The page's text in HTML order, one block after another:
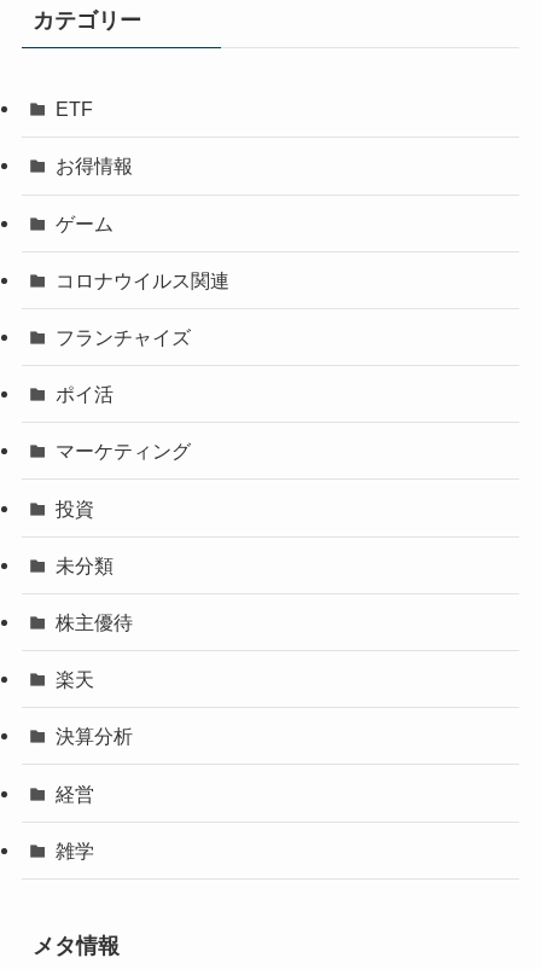
カテゴリー
ETF
お得情報
ゲーム
コロナウイルス関連
フランチャイズ
ポイ活
マーケティング
投資
未分類
株主優待
楽天
決算分析
経営
雑学
メタ情報